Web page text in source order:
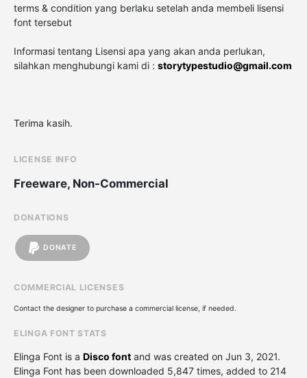
terms & condition yang berlaku setelah anda membeli lisensi
font tersebut
Informasi tentang Lisensi apa yang akan anda perlukan,
silahkan menghubungi kami di : storytypestudio@gmail.com
Terima kasih.
LICENSE INFO
Freeware, Non-Commercial
DONATIONS
DONATE
COMMERCIAL LICENSES
Contact the designer to purchase a commercial license, if needed.
ELINGA FONT STATS
Elinga Font is a Disco font and was created on Jun 3, 2021.
Elinga Font has been downloaded 5,847 times, added to 214